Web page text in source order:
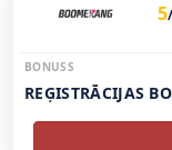
5
BONUSS
REĢISTRĀCIJAS